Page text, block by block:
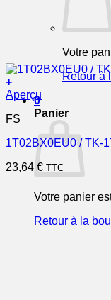
Votre
Retour à
0
Panier
Votre panier
Retour à la
+
Aperçu
FS
1T02BX0EU0 / TK-
23,64 € TTC